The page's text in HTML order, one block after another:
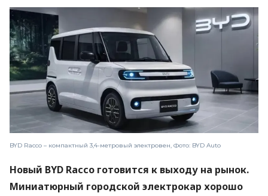
BYD Racco – компактный 3,4-метровый электровен, Фото: BYD Auto
Новый BYD Racco готовится к выходу на рынок.
Миниатюрный городской электрокар хорошо